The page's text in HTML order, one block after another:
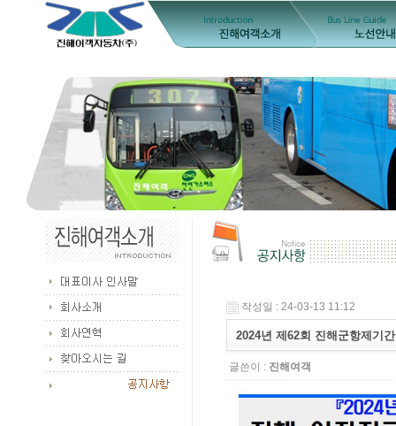
작성일 : 24-03-13 11:12
2024년 제62회 진해군항제기
글쓴이 : 진해여객